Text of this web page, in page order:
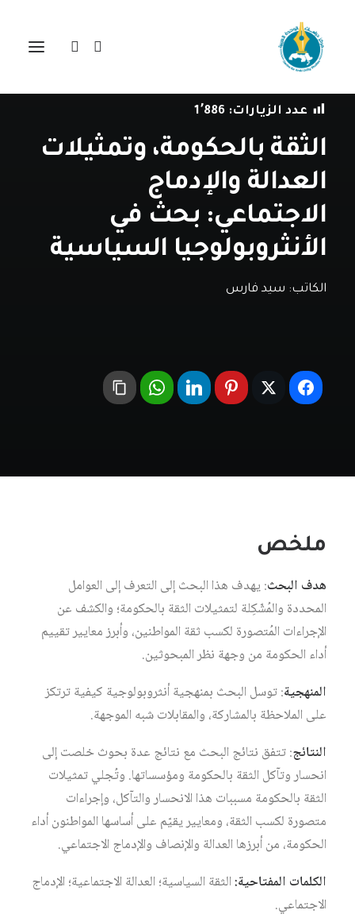
فيدراسات
عدد الزيارات: 1٬886
الثقة بالحكومة، وتمثيلات
العدالة والإدماج
الاجتماعي: بحث في
الأنثروبولوجيا السياسية
الكاتب: سيد فارس
ملخص
هدف البحث: يهدف هذا البحث إلى التعرف إلى العوامل
المحددة والمُشّكِلة لتمثيلات الثقة بالحكومة؛ والكشف عن
الإجراءات المُتصورة لكسب ثقة المواطنين، وأبرز معايير تقييم
أداء الحكومة من وجهة نظر المبحوثين.
المنهجية: توسل البحث بمنهجية أنثروبولوجية كيفية ترتكز
على الملاحظة بالمشاركة، والمقابلات شبه الموجهة.
النتائج: تتفق نتائج البحث مع نتائج عدة بحوث خلصت إلى
انحسار وتآكل الثقة بالحكومة ومؤسساتها. وتُجلي تمثيلات
الثقة بالحكومة مسببات هذا الانحسار والتآكل، وإجراءات
متصورة لكسب الثقة، ومعايير يقيّم على أساسها المواطنون أداء
الحكومة، من أبرزها العدالة والإنصاف والإدماج الاجتماعي.
الكلمات المفتاحية:الثقة السياسية؛ العدالة الاجتماعية؛ الإدماج
الاجتماعي.